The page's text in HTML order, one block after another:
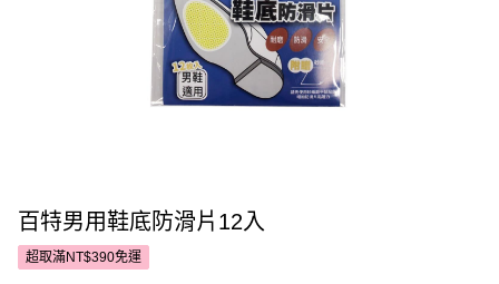
百特男用鞋底防滑片12入
超取滿NT$390免運